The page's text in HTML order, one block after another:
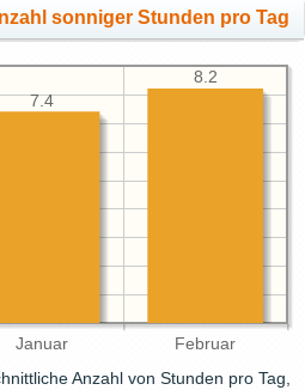
sonniger Stunden pro Tag
Januar Februar
8.2
7.4
Anzahl von Stunden pro Tag,